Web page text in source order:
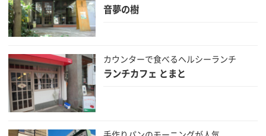
音夢の樹
カウンターで食べるヘルシーランチ
ランチカフェ とまと